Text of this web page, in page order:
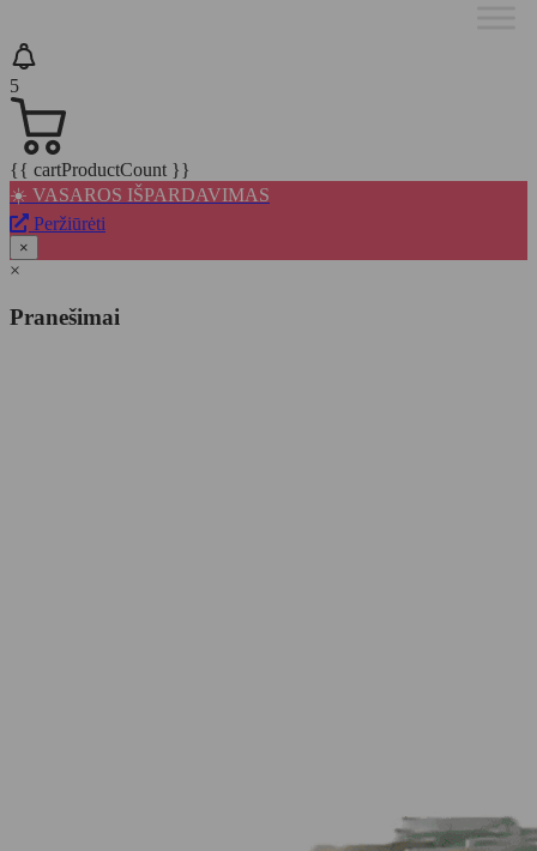
5
{{ cartProductCount }}
☀️ VASAROS IŠPARDAVIMAS
Peržiūrėti
×
×
Pranešimai